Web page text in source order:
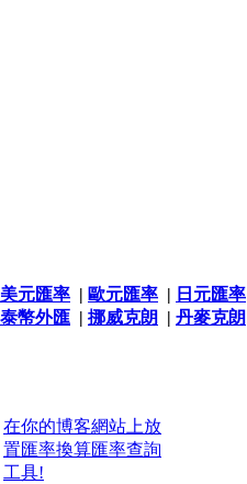
美元匯率 | 歐元匯率 | 日元匯率
泰幣外匯 | 挪威克朗 | 丹麥克朗
在你的博客網站上放
置匯率換算匯率查詢
工具!